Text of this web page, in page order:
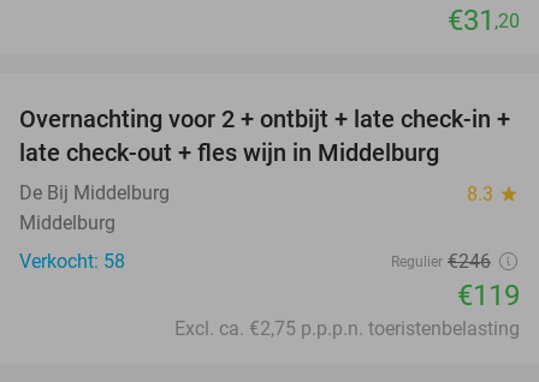
€31 ,20
52%
Overnachting voor 2 + ontbijt + late check-in +
late check-out + fles wijn in Middelburg
De Bij Middelburg 8.3 star
Middelburg
Verkocht: 58
Regulier €246
€119
Excl. ca. €2,75 p.p.p.n. toeristenbelasting